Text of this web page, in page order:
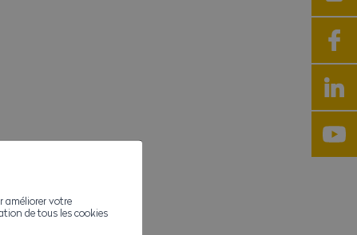
améliorer votre
de tous les cookies